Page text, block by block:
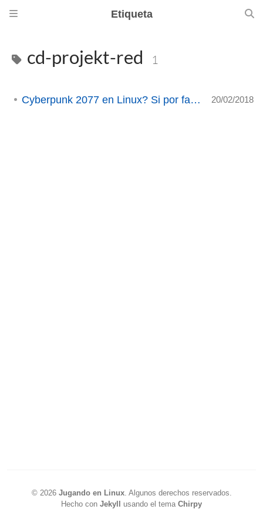
Etiqueta
cd-projekt-red 1
Cyberpunk 2077 en Linux? Si por favor! 20/02/2018
© 2026 Jugando en Linux. Algunos derechos reservados.
Hecho con Jekyll usando el tema Chirpy